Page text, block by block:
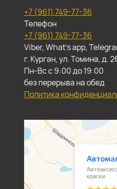
+7 (961) 749-77-36
Телефон
+7 (961) 749-77-36
Viber, What's app,
г. Курган, ул. Томина, д.
Пн-Вс с 9:00 до 19:00
без перерыва на обед
Политика